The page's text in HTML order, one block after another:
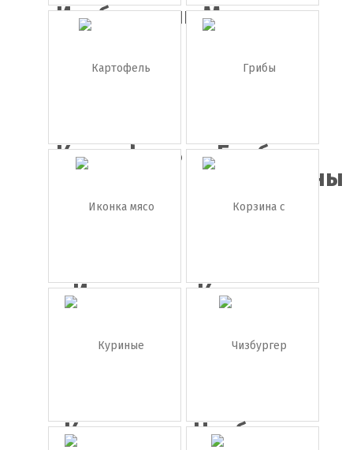
Изображение
сыра ...
Миндаль
Картофель
Грибы
шампиньоны
Иконка
Корзина с
фруктам...
Куриные
Чизбургер